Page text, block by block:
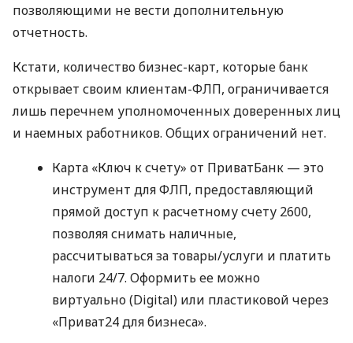
позволяющими не вести дополнительную
отчетность.
Кстати, количество бизнес-карт, которые банк
открывает своим клиентам-ФЛП, ограничивается
лишь перечнем уполномоченных доверенных лиц
и наемных работников. Общих ограничений нет.
Карта «Ключ к счету» от ПриватБанк — это
инструмент для ФЛП, предоставляющий
прямой доступ к расчетному счету 2600,
позволяя снимать наличные,
рассчитываться за товары/услуги и платить
налоги 24/7. Оформить ее можно
виртуально (Digital) или пластиковой через
«Приват24 для бизнеса».